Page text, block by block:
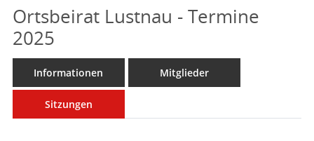
Ortsbeirat Lustnau - Termine
2025
Informationen Mitglieder
Sitzungen